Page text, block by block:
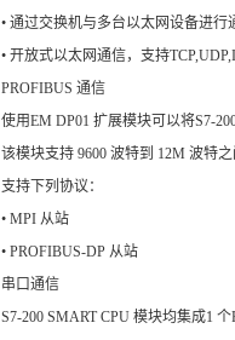
• 通过交换机与多台以太网设备进行
• 开放式以太网通信，支持
PROFIBUS 通信
使用EM DP01 扩展模块可以将S7-
该模块支持 9600 波特到 12M 波特
支持下列协议：
• MPI 从站
• PROFIBUS-DP 从站
串口通信
S7-200 SMART CPU 模块均集成1